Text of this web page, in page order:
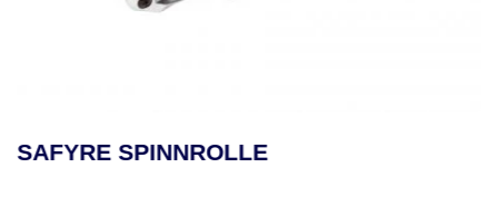
SAFYRE SPINNROLLE